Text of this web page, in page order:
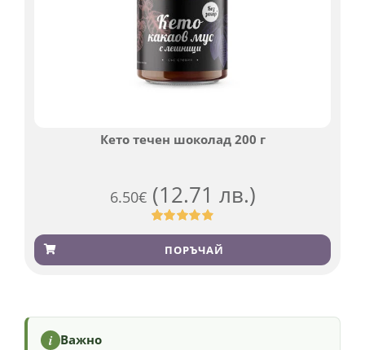
Кето течен шоколад 200 г
6.50€ (12.71 лв.)
Оценен
4.91 от 5,
базирано на
501
ПОРЪЧАЙ
i Важно